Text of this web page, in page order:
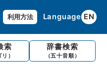
利用方法 Language EN
索
）
辞書検索
（五十音順）